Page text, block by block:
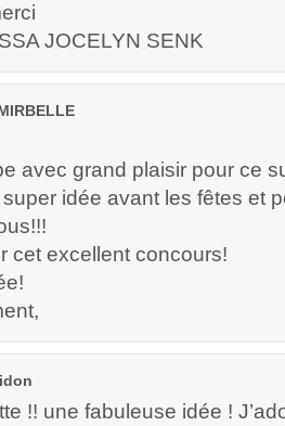
JOCELYN SENK
avec grand plaisir pour ce
super idée avant les fêtes et
cet excellent concours!
!! une fabuleuse idée !